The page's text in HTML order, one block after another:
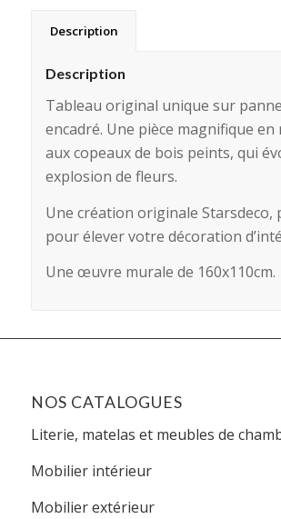
Description
Description
Tableau original unique sur
encadré. Une pièce magnifique en
aux copeaux de bois peints, qui
explosion de fleurs.
Une création originale Starsdeco,
pour élever votre décoration
Une œuvre murale de 160x110cm.
NOS CATALOGUES
Literie, matelas et meubles de
Mobilier intérieur
Mobilier extérieur